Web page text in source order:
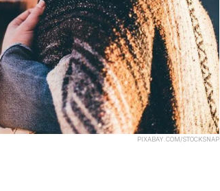
PIXABAY.COM/STOCKSNAP